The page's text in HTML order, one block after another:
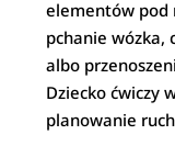
elementów pod
pchanie wózka,
albo
Dziecko ćwiczy
planowanie